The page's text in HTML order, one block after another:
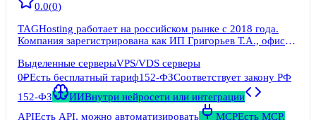
0.0(0)
TAGHosting работает на российском рынке с 2018 года.
Компания зарегистрирована как ИП Григорьев Т.А., офис
структурой крупного холдинга, это частный независимый
проект.
Выделенные серверыVPS/VDS серверы
0₽Есть бесплатный тариф152-ФЗСоответствует закону РФ
152-ФЗ
ИИВнутри нейросети или интеграции
APIЕсть API, можно автоматизировать MCPЕсть MCP,